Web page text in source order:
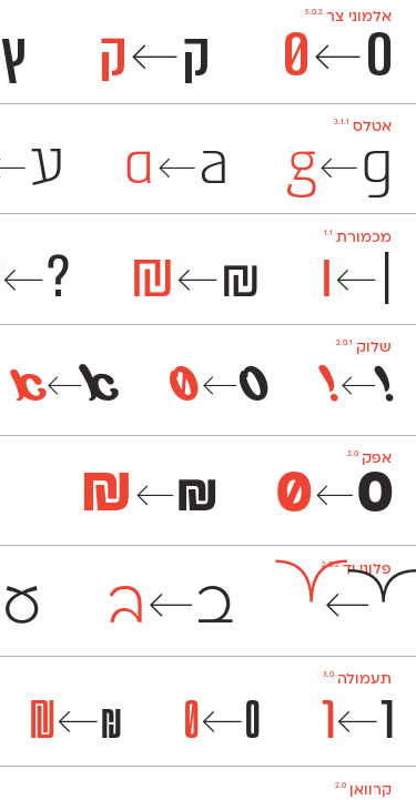
אלמוני צר5.0.2
0←0 ק←ק ץ
אטלס 3.1.1
a←a g←g ע
מכמורת 1.1
←? ₪←₪ |←
שלוק 2.0.1
0←0 !←! א←א
אפק2.0
₪←₪ 0←0
פלוני יד2.0.2
׆←׆ ב←ב ע
תעמולה3.0
ר←ר ₪←₪ 0←0
קרוואן2.0